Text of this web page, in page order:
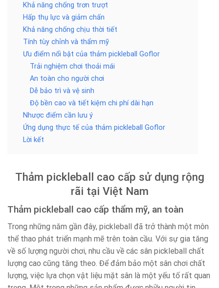
Khả năng chống trơn trượt
Hấp thụ lực và giảm chấn
Khả năng chống chịu thời tiết
Tính tùy chỉnh và thẩm mỹ
Ưu điểm nổi bật của thảm pickleball Goflor
Trải nghiệm chơi thoải mái
An toàn cho người chơi
Dễ bảo trì và vệ sinh
Độ bền cao và tiết kiệm chi phí dài hạn
Nhược điểm cần lưu ý
Ứng dụng thực tế của thảm pickleball Goflor
Lời kết
Thảm pickleball cao cấp sử dụng rộng
rãi tại Việt Nam
Thảm pickleball cao cấp thẩm mỹ, an toàn
Trong những năm gần đây, pickleball đã trở thành một môn
thể thao phát triển mạnh mẽ trên toàn cầu. Với sự gia tăng
về số lượng người chơi, nhu cầu về các sân pickleball chất
lượng cao cũng tăng theo. Để đảm bảo một sân chơi chất
lượng, việc lựa chọn vật liệu mặt sân là một yếu tố rất quan